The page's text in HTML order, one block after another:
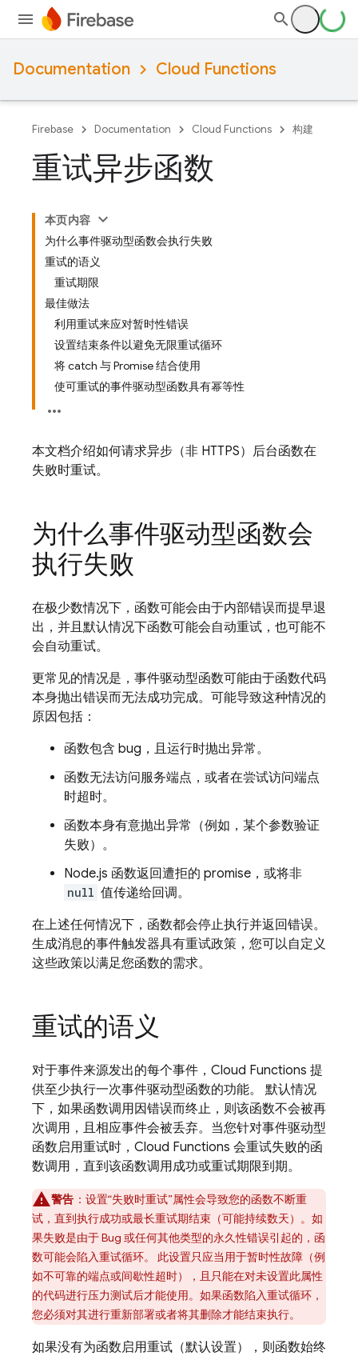
Documentation Cloud Functions
Firebase Documentation Cloud Functions 构建
重试异步函数
本页内容
为什么事件驱动型函数会执行失败
重试的语义
重试期限
最佳做法
利用重试来应对暂时性错误
设置结束条件以避免无限重试循环
将 catch 与 Promise 结合使用
使可重试的事件驱动型函数具有幂等性
本文档介绍如何请求异步（非 HTTPS）后台函数在
失败时重试。
为什么事件驱动型函数会
执行失败
在极少数情况下，函数可能会由于内部错误而提早退
出，并且默认情况下函数可能会自动重试，也可能不
会自动重试。
更常见的情况是，事件驱动型函数可能由于函数代码
本身抛出错误而无法成功完成。可能导致这种情况的
原因包括：
函数包含 bug，且运行时抛出异常。
函数无法访问服务端点，或者在尝试访问端点
时超时。
函数本身有意抛出异常（例如，某个参数验证
失败）。
Node.js 函数返回遭拒的 promise，或将非
null 值传递给回调。
在上述任何情况下，函数都会停止执行并返回错误。
生成消息的事件触发器具有重试政策，您可以自定义
这些政策以满足您函数的需求。
重试的语义
对于事件来源发出的每个事件， Cloud Functions 提
供至少执行一次事件驱动型函数的功能。 默认情况
下，如果函数调用因错误而终止，则该函数不会被再
次调用，且相应事件会被丢弃。当您针对事件驱动型
函数启用重试时， Cloud Functions 会重试失败的函
数调用，直到该函数调用成功或重试期限到期。
警告 ：设置“失败时重试”属性会导致您的函数不断重
试，直到执行成功或最长重试期结束（可能持续数天）。如
果失败是由于 Bug 或任何其他类型的永久性错误引起的，函
数可能会陷入重试循环。 此设置只应当用于暂时性故障（例
如不可靠的端点或间歇性超时），且只能在对未设置此属性
的代码进行压力测试后才能使用。如果函数陷入重试循环，
您必须对其进行重新部署或者将其删除才能结束执行。
如果没有为函数启用重试（默认设置），则函数始终